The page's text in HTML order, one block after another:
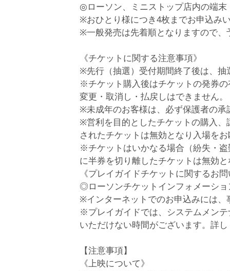
◎ローソン、ミニストップ店内の端末
※おひとり様につき4枚までお申込み
※一般発売は先着順となりますので
《チケットに関する注意事項》
※先行（抽選）受付期間終了後は、
※チケット購入後はチケットの発券
変更・取消し・払戻しはできません。
※未成年のお客様は、必ず保護者の
※営利を目的としたチケットの購入
されたチケットは無効となり入場を
※チケットはいかなる場合（紛失・
に半券を切り離したチケットは無効
《プレイガイドチケットに関するお
◎ローソンチケットインフォメーシ
※インターネットでのお申込みには
※プレイガイドでは、システムメン
いただけない時間がございます。詳
【注意事項】
《上映について》